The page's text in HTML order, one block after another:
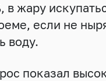
в жару
если не
воду.
показал